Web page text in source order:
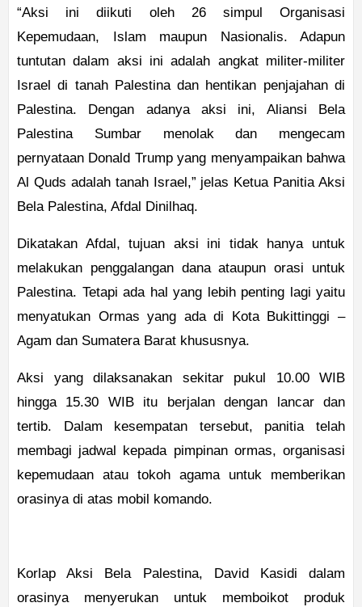
“Aksi ini diikuti oleh 26 simpul Organisasi
Kepemudaan, Islam maupun Nasionalis. Adapun
tuntutan dalam aksi ini adalah angkat militer-militer
Israel di tanah Palestina dan hentikan penjajahan di
Palestina. Dengan adanya aksi ini, Aliansi Bela
Palestina Sumbar menolak dan mengecam
pernyataan Donald Trump yang menyampaikan bahwa
Al Quds adalah tanah Israel,” jelas Ketua Panitia Aksi
Bela Palestina, Afdal Dinilhaq.
Dikatakan Afdal, tujuan aksi ini tidak hanya untuk
melakukan penggalangan dana ataupun orasi untuk
Palestina. Tetapi ada hal yang lebih penting lagi yaitu
menyatukan Ormas yang ada di Kota Bukittinggi –
Agam dan Sumatera Barat khususnya.
Aksi yang dilaksanakan sekitar pukul 10.00 WIB
hingga 15.30 WIB itu berjalan dengan lancar dan
tertib. Dalam kesempatan tersebut, panitia telah
membagi jadwal kepada pimpinan ormas, organisasi
kepemudaan atau tokoh agama untuk memberikan
orasinya di atas mobil komando.
Korlap Aksi Bela Palestina, David Kasidi dalam
orasinya menyerukan untuk memboikot produk